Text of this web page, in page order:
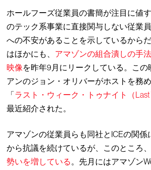
ホールフーズ従業員の書簡が注目に値
のテック系事業に直接関与しない従業
への不安があることを示しているから
はほかにも、 アマゾンの組合潰しの手
映像を昨年9月にリークしている。この
アンのジョン・オリバーがホストを務
「ラスト・ウィーク・トゥナイト（Last
最近紹介された。
アマゾンの従業員らも同社とICEの関係
から抗議を続けているが、このところ、
勢いを増している 。先月にはアマゾン